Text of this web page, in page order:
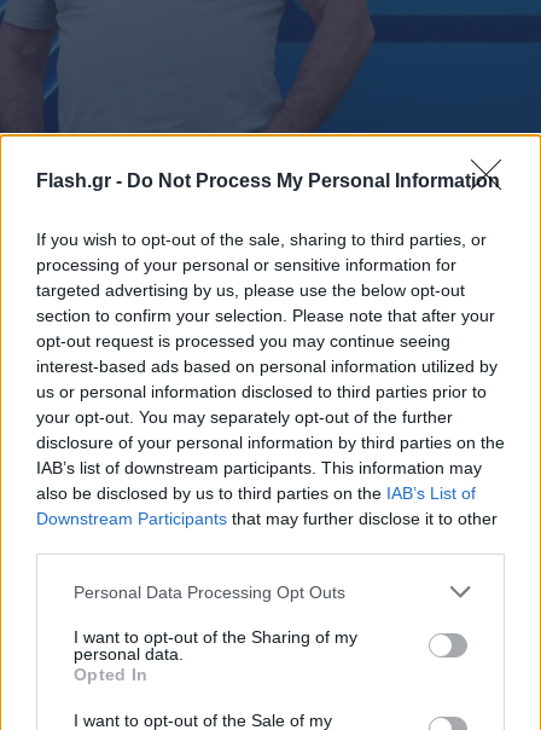
Flash.gr - Do Not Process My Personal Information
If you wish to opt-out of the sale, sharing to third parties, or
processing of your personal or sensitive information for
targeted advertising by us, please use the below opt-out
section to confirm your selection. Please note that after your
opt-out request is processed you may continue seeing
interest-based ads based on personal information utilized by
us or personal information disclosed to third parties prior to
your opt-out. You may separately opt-out of the further
disclosure of your personal information by third parties on the
IAB’s list of downstream participants. This information may
also be disclosed by us to third parties on the IAB’s List of
Downstream Participants that may further disclose it to other
Please note that this website/app uses one or more Google
not limited to your visit or usage behaviour. You may click to
grant or deny consent to Google and its third-party tags to
use your data for below specified purposes in below Google
consent section.
Personal Data Processing Opt Outs
I want to opt-out of the Sharing of my
personal data.
Opted In
I want to opt-out of the Sale of my
Το τέλος στελεχών του ΣΚΑΪ: Το χρονικό ενός
Αλαφούζου
07.08.2026 ΧΡΊΣΛΑ ΓΕΩΡΓΑΚΟΠΟΎΛΟΥ